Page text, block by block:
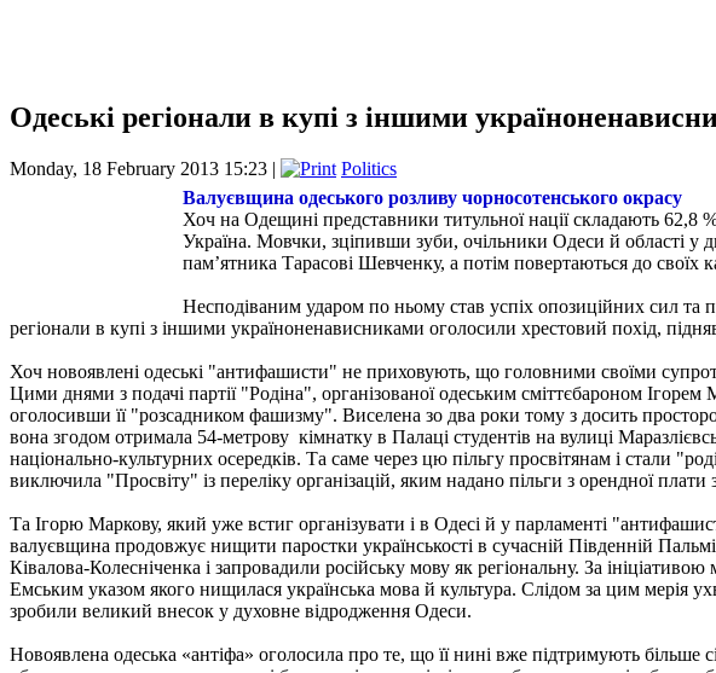
Одеські регіонали в купі з іншими
Monday, 18 February 2013 15:23 |
Politics
Валуєвщина одеського розливу чорносотенського окрасу
Хоч на Одещині представники титульної нації складають 62,8
Україна. Мовчки, зціпивши зуби, очільники Одеси й області у
пам’ятника Тарасові Шевченку, а потім повертаються до
Несподіваним ударом по ньому став успіх опозиційних сил та
регіонали в купі з іншими україноненависниками оголосили хрестовий похід,
Хоч новоявлені одеські "антифашисти" не приховують, що головними своїми
Цими днями з подачі партії "Родіна", організованої одеським сміттєбароном
оголосивши її "розсадником фашизму". Виселена зо два роки тому з досить
вона згодом отримала 54-метрову кімнатку в Палаці студентів на вулиці
національно-культурних осередків. Та саме через цю пільгу просвітянам і стали
виключила "Просвіту" із переліку організацій, яким надано пільги з орендної
Та Ігорю Маркову, який уже встиг організувати і в Одесі й у парламенті
валуєвщина продовжує нищити паростки українськості в сучасній Південній
Ківалова-Колесніченка і запровадили російську мову як регіональну. За
Емським указом якого нищилася українська мова й культура. Слідом за цим мерія
зробили великий внесок у духовне відродження Одеси.
Новоявлена одеська «антіфа» оголосила про те, що її нині вже підтримують більше